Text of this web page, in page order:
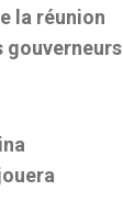
la réunion
gouverneurs